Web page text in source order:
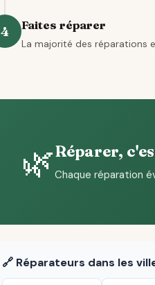
4 Faites réparer
La majorité des réparations
🌿Réparer,
Chaque réparation
🔗 Réparateurs dans les